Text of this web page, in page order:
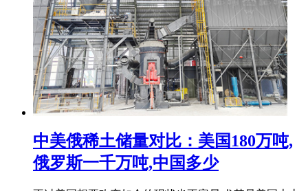
中美俄稀土储量对比：美国180万吨,
俄罗斯一千万吨,中国多少